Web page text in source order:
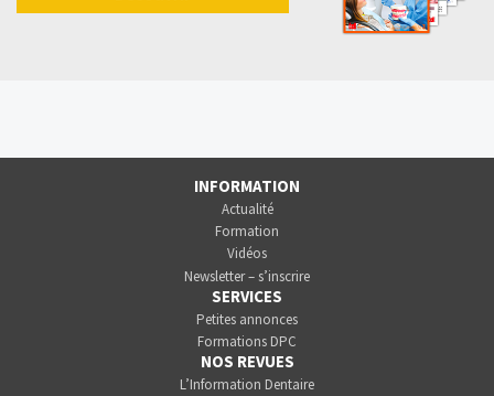
INFORMATION
Actualité
Formation
Vidéos
Newsletter – s’inscrire
SERVICES
Petites annonces
Formations DPC
NOS REVUES
L’Information Dentaire